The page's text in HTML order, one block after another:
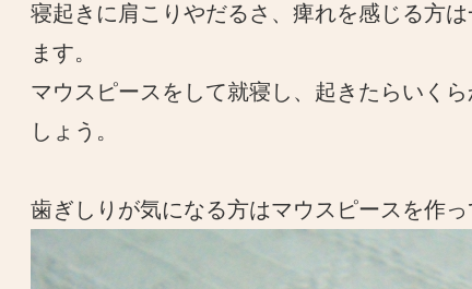
寝起きに肩こりやだるさ、痺れを感じる方
ます。
マウスピースをして就寝し、起きたらいく
しょう。
歯ぎしりが気になる方はマウスピースを作